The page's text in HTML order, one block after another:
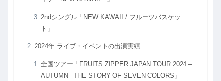
2ndシングル「NEW KAWAII / フルーツバスケッ
ト」
2024年 ライブ・イベントの出演実績
全国ツアー「FRUITS ZIPPER JAPAN TOUR 2024 –
AUTUMN –THE STORY OF SEVEN COLORS」